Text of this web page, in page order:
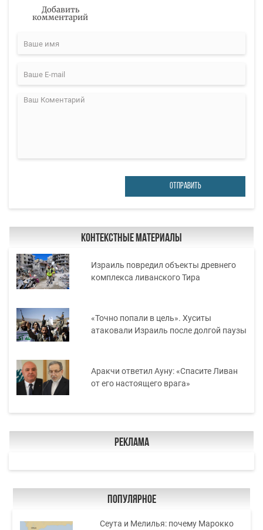
Добавить
комментарий
ОТПРАВИТЬ
Контекстные материалы
Израиль повредил объекты древнего
комплекса ливанского Тира
«Точно попали в цель». Хуситы
атаковали Израиль после долгой паузы
Аракчи ответил Ауну: «Спасите Ливан
от его настоящего врага»
Реклама
Популярное
Сеута и Мелилья: почему Марокко